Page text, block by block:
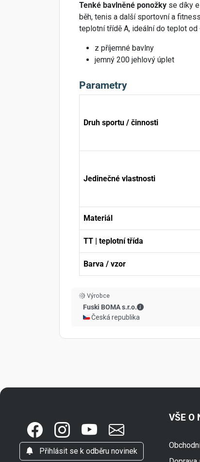
Tenké bavlněné ponožky se díky
běh, tenis a další sportovní a
teplotní třídě A, ideální do teplot od
z příjemné bavlny
jemný 200 jehlový úplet
Parametry
Druh sportu / činnosti
Jedinečné vlastnosti
Materiál
TT | teplotní třída
Barva / vzor
Výrobce
Fuski BOMA s.r.o.
Fuski BOMA s.r.o.
🇨🇿 Česká republika
Přihlásit se k odběru novinek
VŠE O